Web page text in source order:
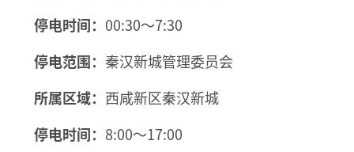
停电时间： 00:30～7:30
停电范围： 秦汉新城管理委员会
所属区域： 西咸新区秦汉新城
停电时间： 8:00～17:00